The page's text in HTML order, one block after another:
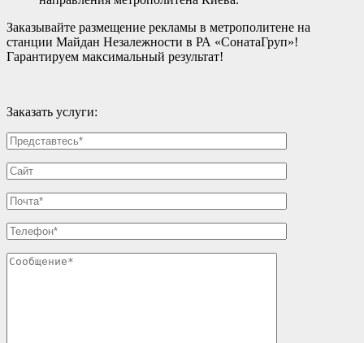
Заказывайте размещение рекламы в метрополитене на
станции Майдан Незалежности в РА «СонатаГруп»!
Гарантируем максимальный результат!
Заказать услуги: